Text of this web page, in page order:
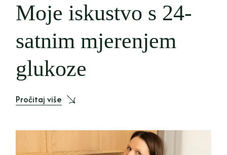
Moje iskustvo s 24-
satnim mjerenjem
glukoze
Pročitaj više